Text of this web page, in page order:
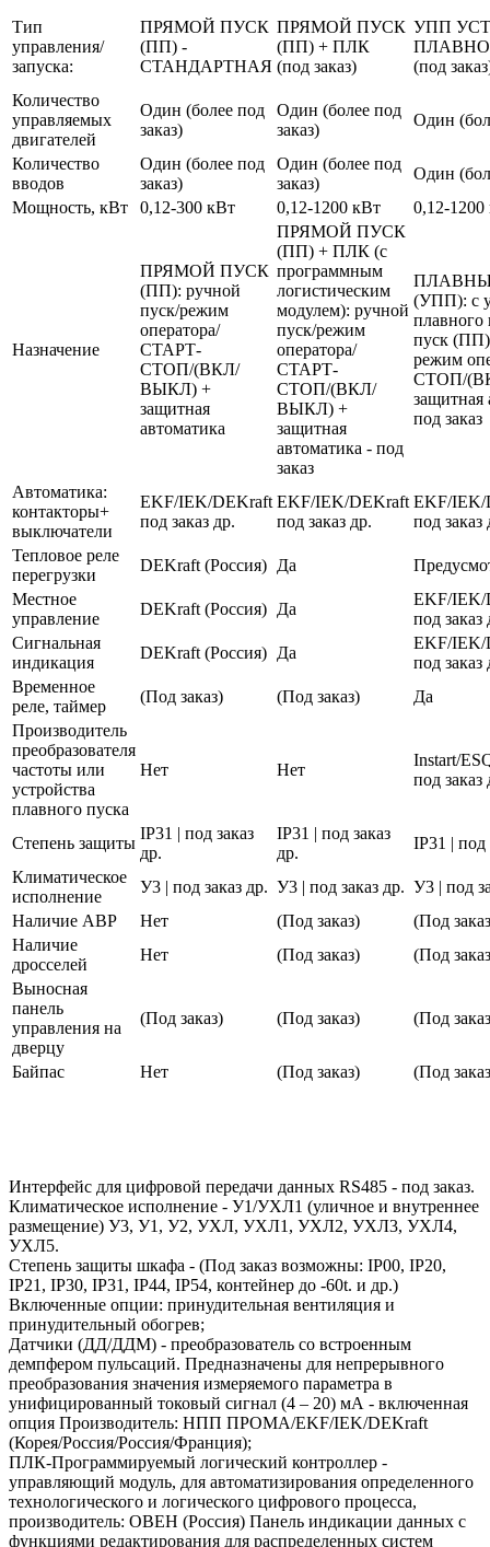
Тип
управления/
запуска:
ПРЯМОЙ ПУСК
(ПП) -
СТАНДАРТНАЯ
ПРЯМОЙ ПУСК
(ПП) + ПЛК
(под заказ)
УПП
(под
Количество
управляемых
двигателей
Один (более под
заказ)
Один (более под
заказ)
Один
Количество
вводов
Один (более под
заказ)
Один (более под
заказ)
Один
Мощность, кВт
0,12-300 кВт 0,12-1200 кВт 0,12-1200
Назначение
ПРЯМОЙ ПУСК
(ПП): ручной
пуск/режим
оператора/
СТАРТ-
СТОП/(ВКЛ/
ВЫКЛ) +
защитная
автоматика
ПРЯМОЙ ПУСК
(ПП) + ПЛК (с
программным
логистическим
модулем): ручной
пуск/режим
оператора/
СТАРТ-
СТОП/(ВКЛ/
ВЫКЛ) +
защитная
автоматика - под
заказ
(УПП): с
плавного
пуск
режим
СТОП/
защитная
под заказ
Автоматика:
контакторы+
выключатели
EKF/IEK/DEKraft
под заказ др.
EKF/IEK/DEKraft
под заказ др.
EKF/IEK/
под заказ
Тепловое реле
перегрузки
DEKraft (Россия) Да
Местное
управление
DEKraft (Россия) Да
EKF/IEK/
под заказ
Сигнальная
индикация
DEKraft (Россия) Да
EKF/IEK/
под заказ
Временное
реле, таймер
(Под заказ) (Под заказ)
Да
Производитель
преобразователя
частоты или
устройства
плавного пуска
Нет Нет
Instart/
под заказ
Степень защиты
IP31 | под заказ
др.
IP31 | под заказ
др.
IP31 | под
Климатическое
исполнение
У3 | под заказ др. У3 | под заказ др. У3 | под
Наличие АВР
Нет (Под заказ)
(Под
Наличие
дросселей
Нет (Под заказ)
(Под
Выносная
панель
управления на
дверцу
(Под заказ) (Под заказ) (Под
Байпас Нет (Под заказ) (Под
Интерфейс для цифровой передачи данных RS485 - под заказ.
Климатическое исполнение - У1/УХЛ1 (уличное и внутреннее
размещение) У3, У1, У2, УХЛ, УХЛ1, УХЛ2, УХЛ3, УХЛ4,
УХЛ5.
Степень защиты шкафа - (Под заказ возможны: IP00, IP20,
IP21, IP30, IP31, IP44, IP54, контейнер до -60t. и др.)
Включенные опции: принудительная вентиляция и
принудительный обогрев;
Датчики (ДД/ДДМ) - преобразователь со встроенным
демпфером пульсаций. Предназначены для непрерывного
преобразования значения измеряемого параметра в
унифицированный токовый сигнал (4 – 20) мА - включенная
опция Производитель: НПП ПРОМА/EKF/IEK/DEKraft
(Корея/Россия/Россия/Франция);
ПЛК-Программируемый логический контроллер -
управляющий модуль, для автоматизирования определенного
технологического и логического цифрового процесса,
производитель: ОВЕН (Россия) Панель индикации данных с
функциями редактирования для распределенных систем